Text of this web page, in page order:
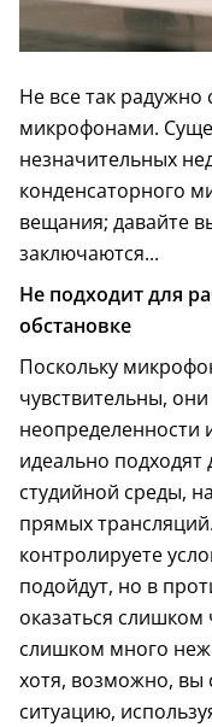
Не все так
микрофонами.
незначительных
конденсаторного
вещания; давайте
заключаются...
Не подходит для
обстановке
Поскольку
чувствительны,
неопределенности
идеально
студийной среды,
прямых
контролируете
подойдут, но в
оказаться слишком
слишком много
хотя, возможно, вы
ситуацию,